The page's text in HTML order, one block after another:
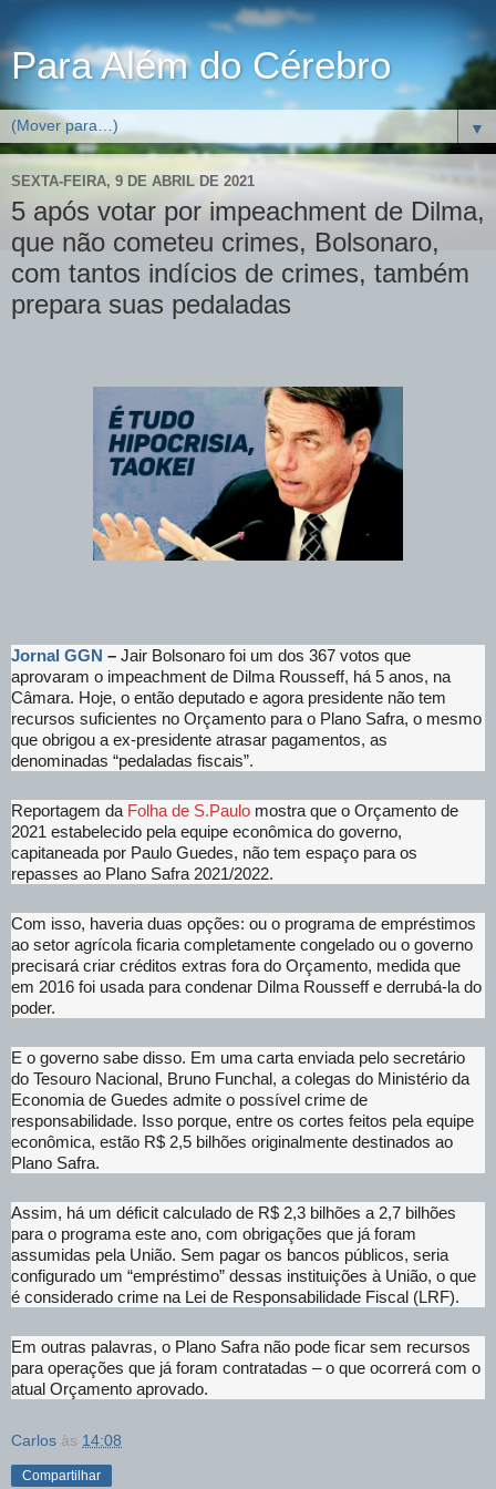
Para Além do Cérebro
▼
SEXTA-FEIRA, 9 DE ABRIL DE 2021
5 após votar por impeachment de Dilma,
que não cometeu crimes, Bolsonaro,
com tantos indícios de crimes, também
prepara suas pedaladas
Jornal GGN – Jair Bolsonaro foi um dos 367 votos que
aprovaram o impeachment de Dilma Rousseff, há 5 anos, na
Câmara. Hoje, o então deputado e agora presidente não tem
recursos suficientes no Orçamento para o Plano Safra, o mesmo
que obrigou a ex-presidente atrasar pagamentos, as
denominadas “pedaladas fiscais”.
Reportagem da Folha de S.Paulo mostra que o Orçamento de
2021 estabelecido pela equipe econômica do governo,
capitaneada por Paulo Guedes, não tem espaço para os
repasses ao Plano Safra 2021/2022.
Com isso, haveria duas opções: ou o programa de empréstimos
ao setor agrícola ficaria completamente congelado ou o governo
precisará criar créditos extras fora do Orçamento, medida que
em 2016 foi usada para condenar Dilma Rousseff e derrubá-la do
poder.
E o governo sabe disso. Em uma carta enviada pelo secretário
do Tesouro Nacional, Bruno Funchal, a colegas do Ministério da
Economia de Guedes admite o possível crime de
responsabilidade. Isso porque, entre os cortes feitos pela equipe
econômica, estão R$ 2,5 bilhões originalmente destinados ao
Plano Safra.
Assim, há um déficit calculado de R$ 2,3 bilhões a 2,7 bilhões
para o programa este ano, com obrigações que já foram
assumidas pela União. Sem pagar os bancos públicos, seria
configurado um “empréstimo” dessas instituições à União, o que
é considerado crime na Lei de Responsabilidade Fiscal (LRF).
Em outras palavras, o Plano Safra não pode ficar sem recursos
para operações que já foram contratadas – o que ocorrerá com o
atual Orçamento aprovado.
Carlos às 14:08
Compartilhar